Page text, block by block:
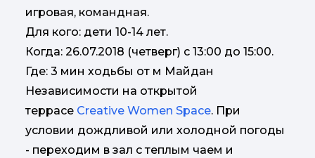
игровая, командная.
Для кого: дети 10-14 лет.
Когда: 26.07.2018 (четверг) с 13:00 до 15:00.
Где: 3 мин ходьбы от м Майдан
Независимости на открытой
террасе Creative Women Space. При
условии дождливой или холодной погоды
- переходим в зал с теплым чаем и